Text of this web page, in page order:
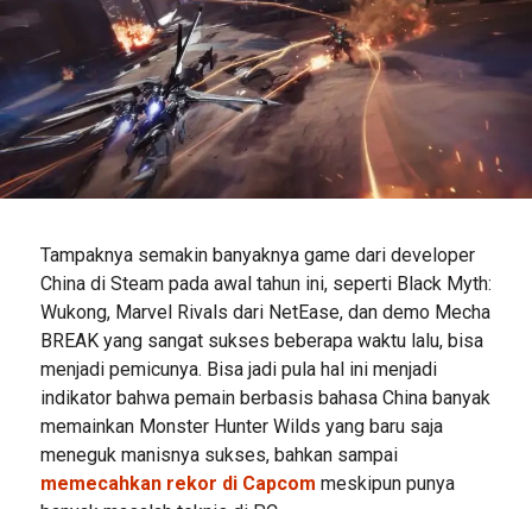
Tampaknya semakin banyaknya game dari developer
China di Steam pada awal tahun ini, seperti Black Myth:
Wukong, Marvel Rivals dari NetEase, dan demo Mecha
BREAK yang sangat sukses beberapa waktu lalu, bisa
menjadi pemicunya. Bisa jadi pula hal ini menjadi
indikator bahwa pemain berbasis bahasa China banyak
memainkan Monster Hunter Wilds yang baru saja
meneguk manisnya sukses, bahkan sampai
memecahkan rekor di Capcom meskipun punya